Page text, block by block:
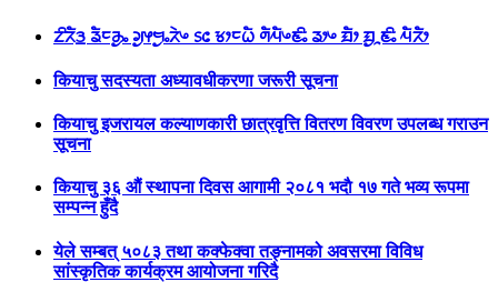
ᤁᤡᤖᤠᤋ᤻ ᤕᤠᤰᤌᤢᤱ ᤆᤢᤶᤗᤢᤱᤖᤧᤴ ᥉᥋ ᤃᤣᤰᤐᤠ ᤛᤠᤘᤠᤴᤇᤡᤱ ᤕᤣᤴ ᤀᤠᤣ ᤀᤢᤳᤇᤡᤱ ᤘᤠᤖᤠᤣ
कियाचु सदस्यता अध्यावधीकरणा जरूरी सूचना
कियाचु इजरायल कल्याणकारी छात्रवृत्ति वितरण विवरण उपलब्ध गराउन
सूचना
कियाचु ३६ औं स्थापना दिवस आगामी २०८१ भदाै १७ गते भव्य रूपमा
सम्पन्न हुँदै
येले सम्बत् ५०८३ तथा कक्फेक्वा तङ्नामको अवसरमा विविध
सांस्कृतिक कार्यक्रम आयोजना गरिदै